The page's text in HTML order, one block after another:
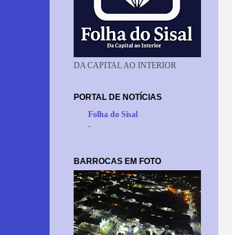
DA CAPITAL AO INTERIOR
PORTAL DE NOTÍCIAS
Folha do Sisal
-
BARROCAS EM FOTO